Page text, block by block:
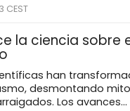
CEST
la ciencia sobre
han
desmontando
Los avances...